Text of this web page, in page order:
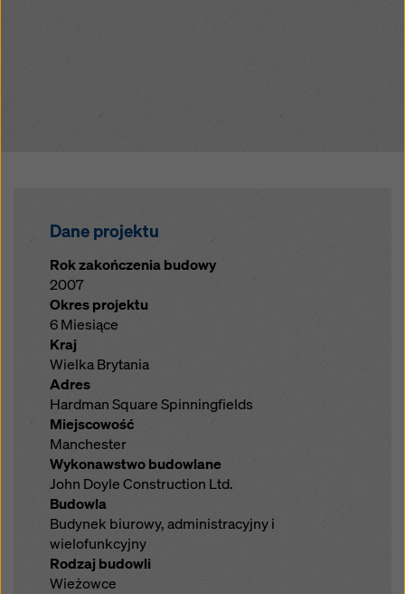
Dane projektu
Rok zakończenia budowy
2007
Okres projektu
6 Miesiące
Kraj
Wielka Brytania
Adres
Hardman Square Spinningfields
Miejscowość
Manchester
Wykonawstwo budowlane
John Doyle Construction Ltd.
Budowla
Budynek biurowy, administracyjny i
wielofunkcyjny
Rodzaj budowli
Wieżowce